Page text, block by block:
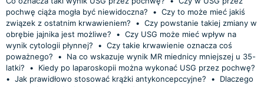
pochwę ciąża mogła być niewidoczna?
• Czy to może mieć jakiś
związek z ostatnim krwawieniem?
• Czy powstanie takiej zmiany w
obrębie jajnika jest możliwe?
• Czy USG może mieć wpływ na
wynik cytologii płynnej?
• Czy takie krwawienie oznacza coś
poważnego?
•
Na co wskazuje wynik MR miednicy mniejszej u 35-
latki?
•
Kiedy po laparoskopii można wykonać USG przez pochwę?
• Jak prawidłowo stosować krążki antykoncepccyjne? •
Dlaczego